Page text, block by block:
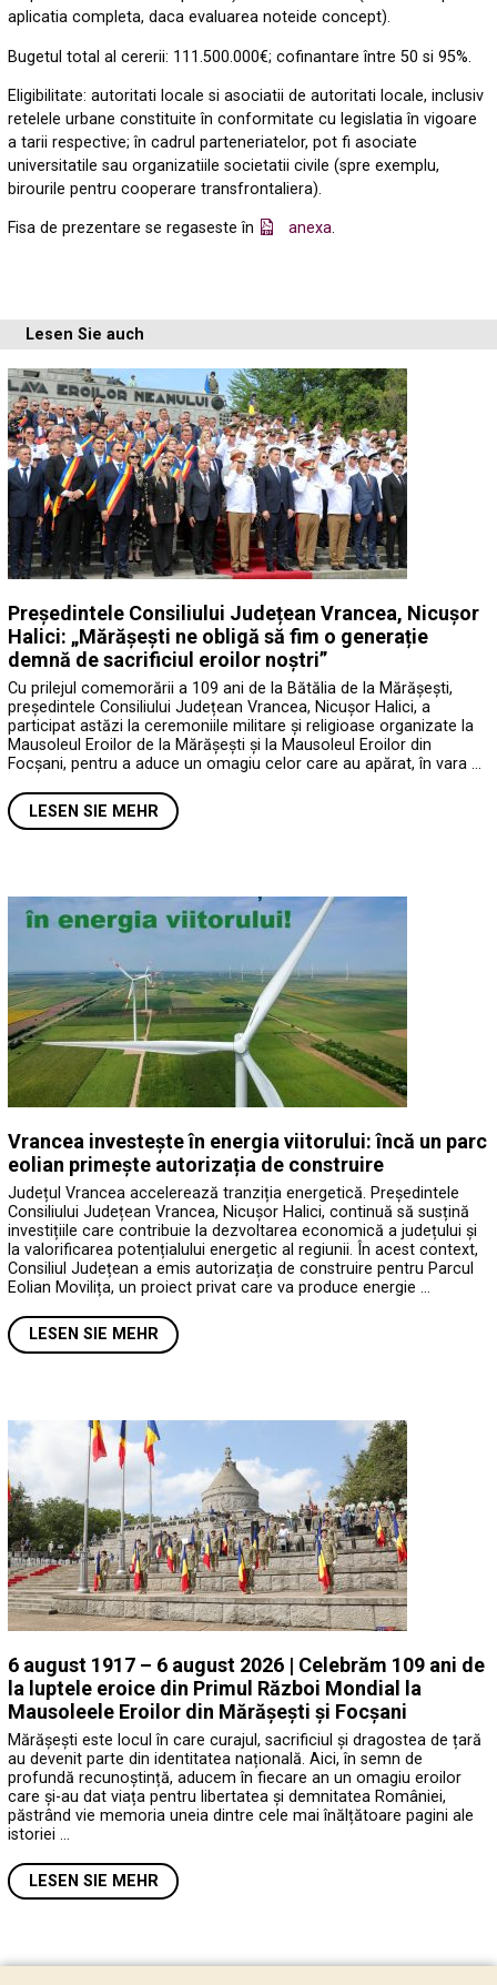
aplicatia completa, daca evaluarea noteide concept).
Bugetul total al cererii: 111.500.000€; cofinantare între 50 si 95%.
Eligibilitate: autoritati locale si asociatii de autoritati locale, inclusiv
retelele urbane constituite în conformitate cu legislatia în vigoare
a tarii respective; în cadrul parteneriatelor, pot fi asociate
universitatile sau organizatiile societatii civile (spre exemplu,
birourile pentru cooperare transfrontaliera).
Fisa de prezentare se regaseste în anexa.
Lesen Sie auch
Președintele Consiliului Județean Vrancea, Nicușor
Halici: „Mărășești ne obligă să fim o generație
demnă de sacrificiul eroilor noștri”
Cu prilejul comemorării a 109 ani de la Bătălia de la Mărășești,
președintele Consiliului Județean Vrancea, Nicușor Halici, a
participat astăzi la ceremoniile militare și religioase organizate la
Mausoleul Eroilor de la Mărășești și la Mausoleul Eroilor din
Focșani, pentru a aduce un omagiu celor care au apărat, în vara …
LESEN SIE MEHR
Vrancea investește în energia viitorului: încă un parc
eolian primește autorizația de construire
Județul Vrancea accelerează tranziția energetică. Președintele
Consiliului Județean Vrancea, Nicușor Halici, continuă să susțină
investițiile care contribuie la dezvoltarea economică a județului și
la valorificarea potențialului energetic al regiunii. În acest context,
Consiliul Județean a emis autorizația de construire pentru Parcul
Eolian Movilița, un proiect privat care va produce energie …
LESEN SIE MEHR
6 august 1917 – 6 august 2026 | Celebrăm 109 ani de
la luptele eroice din Primul Război Mondial la
Mausoleele Eroilor din Mărășești și Focșani
Mărășești este locul în care curajul, sacrificiul și dragostea de țară
au devenit parte din identitatea națională. Aici, în semn de
profundă recunoștință, aducem în fiecare an un omagiu eroilor
care și-au dat viața pentru libertatea și demnitatea României,
păstrând vie memoria uneia dintre cele mai înălțătoare pagini ale
istoriei …
LESEN SIE MEHR